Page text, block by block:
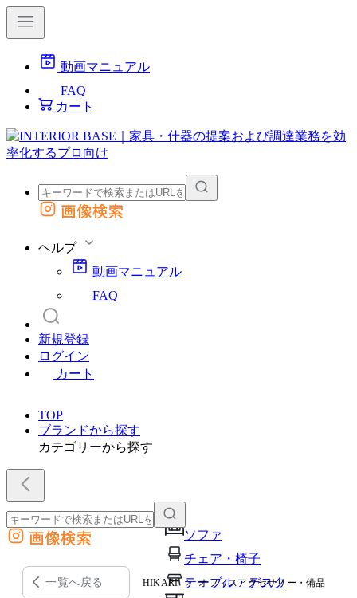
動画マニュアル
FAQ
カート
外部サイトの商品をカートに追加
画像検索
ヘルプ
動画マニュアル
FAQ
新規登録
ログイン
カート
TOP
ブランドから探す
カテゴリーから探す
ソファ
チェア・椅子
テーブル・デスク
外部サイトの商品をカートに追加
他のサイトで見つけた商品ページのURLを貼り付けて、カートに追加できます
画像検索
一覧へ戻る HIKARI オフィスアクセサリー・備品